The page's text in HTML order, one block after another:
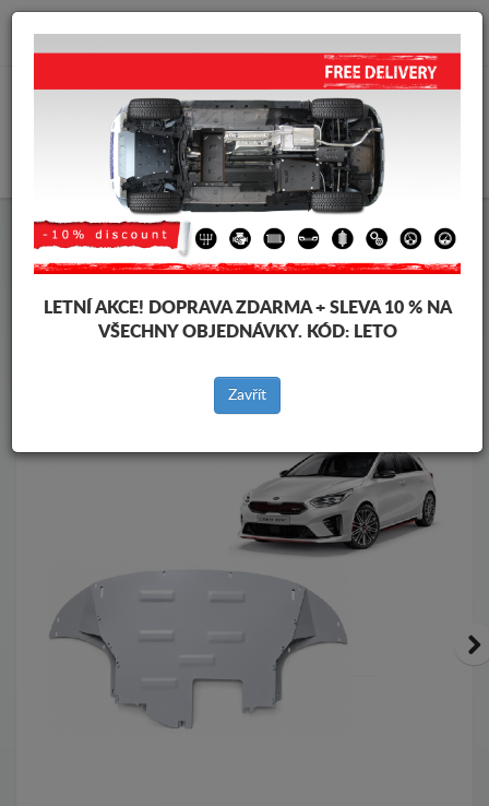
info@krytpodmotor.com
Kryt pod motor Kia Kryt pod motor Kia C eed
vozidel
Značky vozidel
Zpět na produkty
LETNÍ AKCE! DOPRAVA ZDARMA + SLEVA 10 % NA
VŠECHNY OBJEDNÁVKY. KÓD: LETO
Zavřít